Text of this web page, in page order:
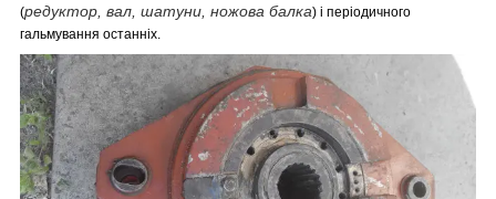
(редуктор, вал, шатуни, ножова балка) і періодичного
гальмування останніх.